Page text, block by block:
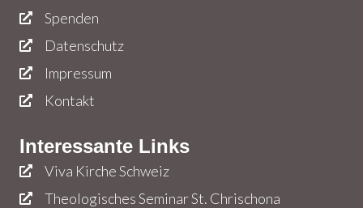
Spenden
Datenschutz
Impressum
Kontakt
Interessante Links
Viva Kirche Schweiz
Theologisches Seminar St. Chrischona